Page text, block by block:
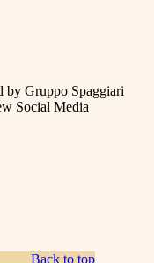
by Gruppo Spaggiari
Social Media
Back to top